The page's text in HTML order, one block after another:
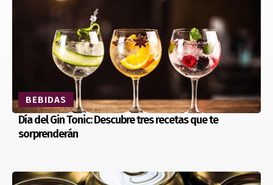
BEBIDAS
Día del Gin Tonic: Descubre tres recetas que te
sorprenderán